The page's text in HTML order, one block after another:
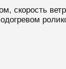
скорость